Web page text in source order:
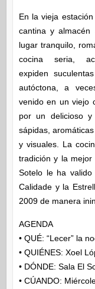
En la vieja
cantina y almacén
lugar tranquilo,
cocina seria,
expiden
autóctona, a
venido en un viejo
por un delicioso y
sápidas, aromáticas
y visuales. La
tradición y la
Sotelo le ha valido
Calidade y la
2009 de manera
AGENDA
• QUÉ: “Lecer” la
• QUIÉNES: Xoel
• DÓNDE: Sala El
• CÚANDO: